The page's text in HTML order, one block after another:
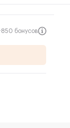
бонусов